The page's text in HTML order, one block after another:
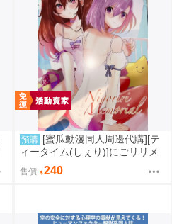
預購 [蜜瓜動漫同人周邊代購][テ
ィータイム(しぇり)]にごリリメ
モリアル(2.5次元的誘惑)(同人
誌)
售價 240